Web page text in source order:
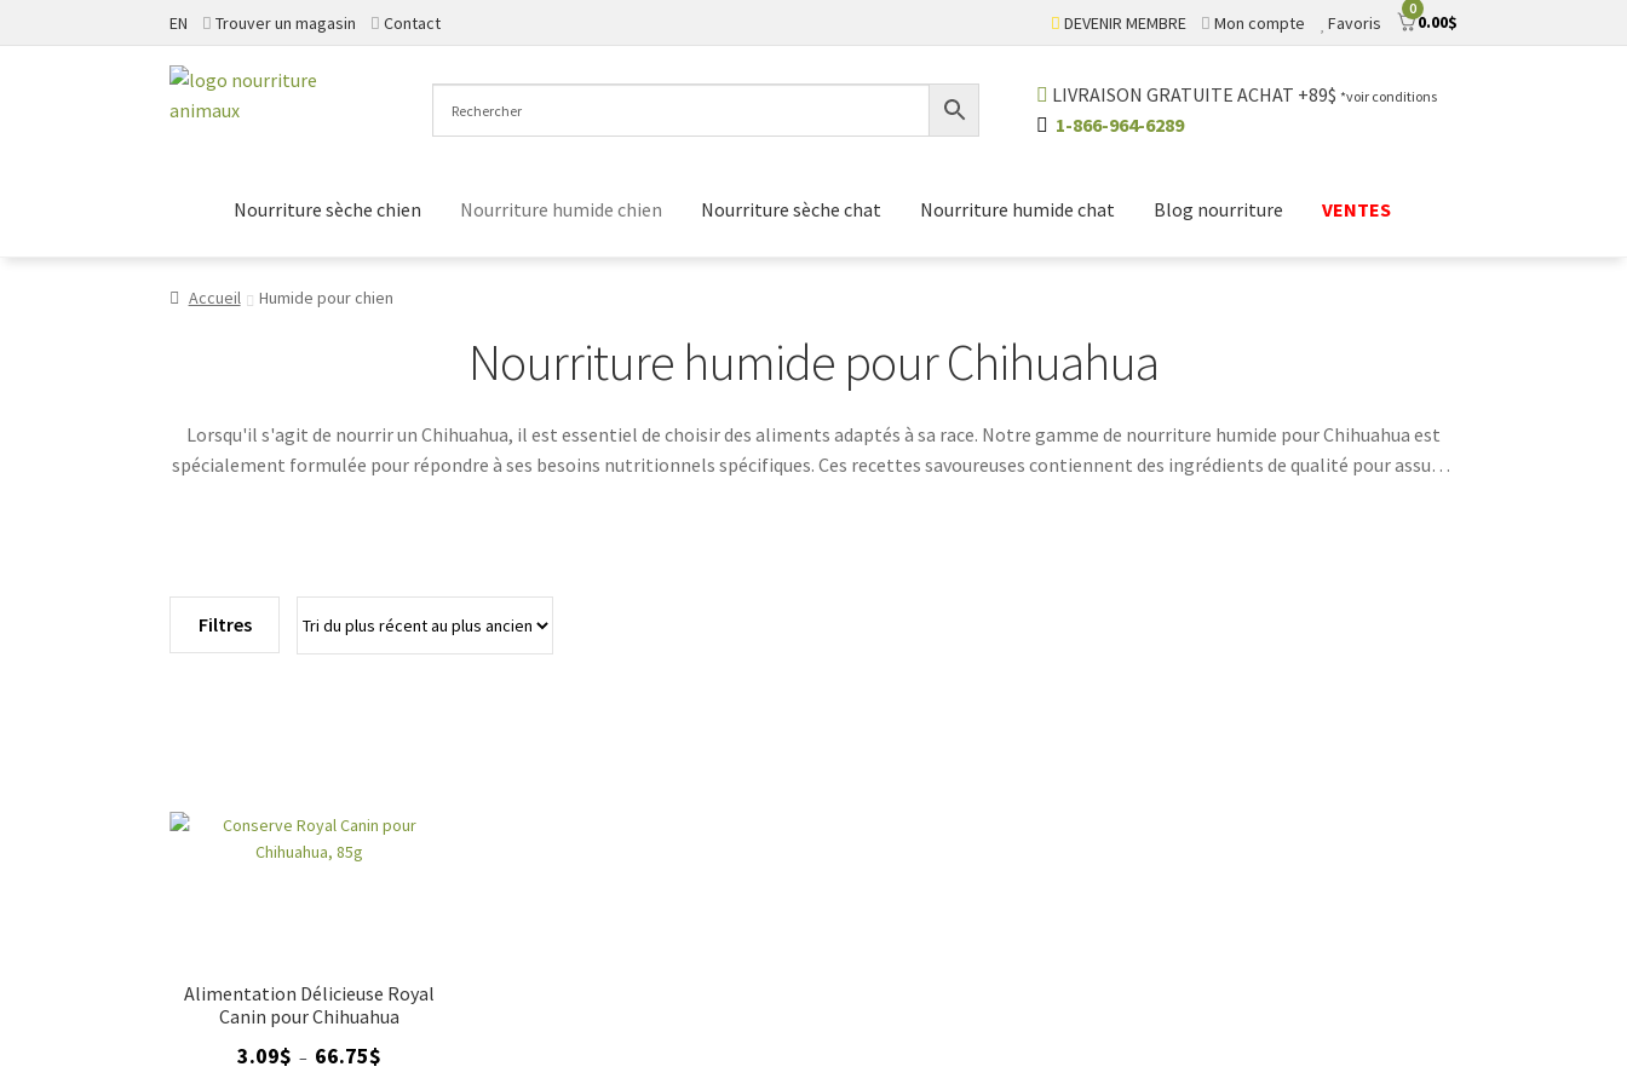
EN Trouver un magasin Contact
0
0.00$
DEVENIR MEMBRE Mon compte Favoris
Aller
à
Aller
au
LIVRAISON GRATUITE ACHAT +89$ *voir conditions
1-866-964-6289
Nourriture sèche chien Nourriture humide chien Nourriture sèche chat Nourriture humide chat Blog nourriture VENTES
Accueil Humide pour chien
Nourriture humide pour Chihuahua
Lorsqu'il s'agit de nourrir un Chihuahua, il est essentiel de choisir des aliments adaptés à sa race. Notre gamme de nourriture humide pour Chihuahua est
spécialement formulée pour répondre à ses besoins nutritionnels spécifiques. Ces recettes savoureuses contiennent des ingrédients de qualité pour assurer
Filtres
Alimentation Délicieuse Royal
Canin pour Chihuahua
3.09$ – 66.75$